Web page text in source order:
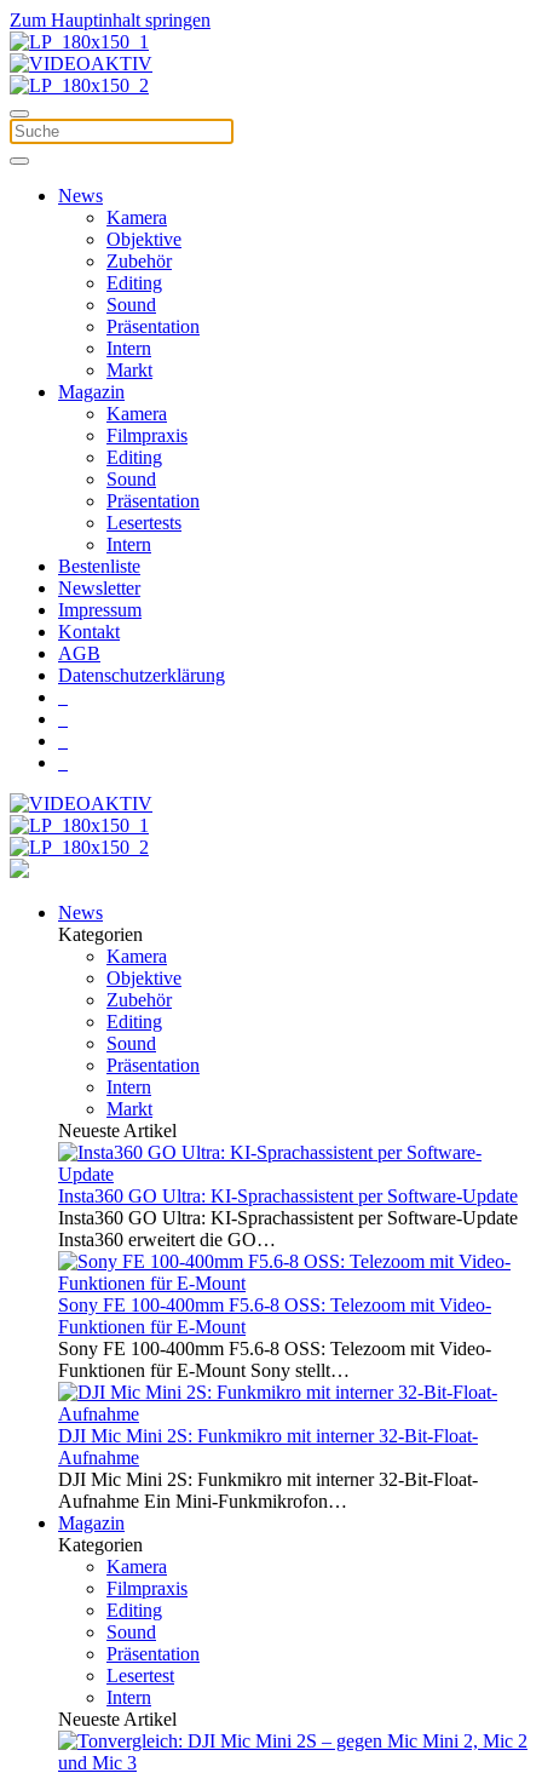
Zum Hauptinhalt springen
News
Kamera
Objektive
Zubehör
Editing
Sound
Präsentation
Intern
Markt
Magazin
Kamera
Filmpraxis
Editing
Sound
Präsentation
Lesertests
Intern
Bestenliste
Newsletter
Impressum
Kontakt
AGB
Datenschutzerklärung
News
Kategorien
Kamera
Objektive
Zubehör
Editing
Sound
Präsentation
Intern
Markt
Neueste Artikel
Insta360 GO Ultra: KI-Sprachassistent per Software-Update
Insta360 GO Ultra: KI-Sprachassistent per Software-Update
Insta360 erweitert die GO…
Sony FE 100-400mm F5.6-8 OSS: Telezoom mit Video-
Funktionen für E-Mount
Sony FE 100-400mm F5.6-8 OSS: Telezoom mit Video-
Funktionen für E-Mount Sony stellt…
DJI Mic Mini 2S: Funkmikro mit interner 32-Bit-Float-
Aufnahme
DJI Mic Mini 2S: Funkmikro mit interner 32-Bit-Float-
Aufnahme Ein Mini-Funkmikrofon…
Magazin
Kategorien
Kamera
Filmpraxis
Editing
Sound
Präsentation
Lesertest
Intern
Neueste Artikel